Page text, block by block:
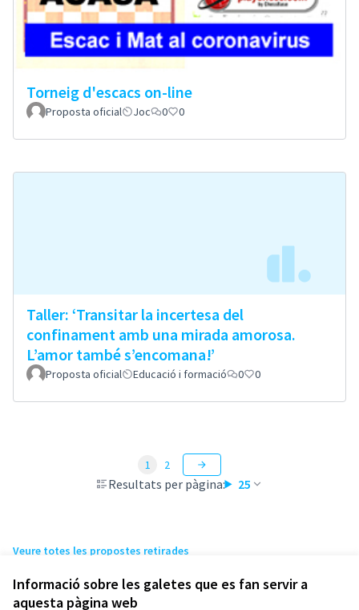
Informació sobre les galetes que es fan servir a
aquesta pàgina web
Torneig d'escacs on-line
Proposta oficial Joc 0 0
Taller: ‘Transitar la incertesa del
confinament amb una mirada amorosa.
L’amor també s’encomana!’
Proposta oficial Educació i formació 0 0
Resultats per pàgina: 25
1 2
Veure totes les propostes retirades
Termes i condicions d'ús